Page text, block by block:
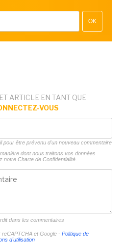
OK
ARTICLE EN TANT QUE
VOUS
pour être prévenu d'un nouveau commentaire
dont nous traitons vos données
notre Charte de Confidentialité.
dans les commentaires
et Google - Politique de
d'utilisation